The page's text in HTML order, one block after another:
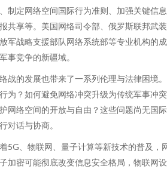
制定网络空间国际行为准则、加强关键信
共享等。美国网络司令部、俄罗斯联邦武
军战略支援部队网络系统部等专业机构的
事竞争的新疆域。
战的发展也带来了一系列伦理与法律困境
为？如何避免网络冲突升级为传统军事冲
网络空间的开放与自由？这些问题尚无国
对话与协商。
5G、物联网、量子计算等新技术的普及，
加密可能彻底改变信息安全格局，物联网